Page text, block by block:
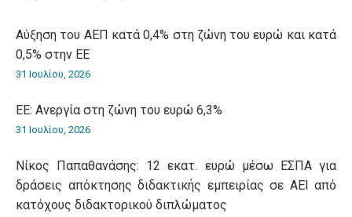
Αύξηση του ΑΕΠ κατά 0,4% στη ζώνη του ευρώ και κατά
0,5% στην ΕΕ
31 Ιουλίου, 2026
ΕΕ: Ανεργία στη ζώνη του ευρώ 6,3%
31 Ιουλίου, 2026
Νίκος Παπαθανάσης: 12 εκατ. ευρώ μέσω ΕΣΠΑ για
δράσεις απόκτησης διδακτικής εμπειρίας σε ΑΕΙ από
κατόχους διδακτορικού διπλώματος